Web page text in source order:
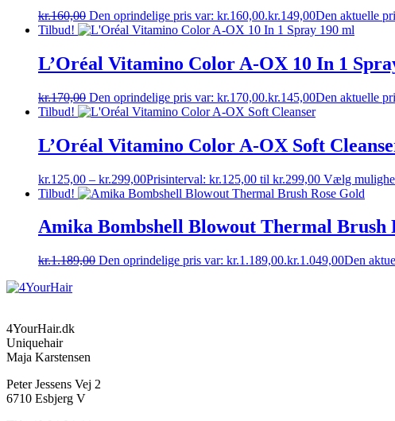
kr.160,00 Den oprindelige pris var: kr.160,00.kr.149,00Den aktuelle
Tilbud!
L’Oréal Vitamino Color A-OX 10 In 1
kr.170,00 Den oprindelige pris var: kr.170,00.kr.145,00Den aktuelle
Tilbud!
L’Oréal Vitamino Color A-OX Soft
kr.125,00 – kr.299,00Prisinterval: kr.125,00 til kr.299,00 Vælg
Tilbud!
Amika Bombshell Blowout Thermal Brush
kr.1.189,00 Den oprindelige pris var: kr.1.189,00.kr.1.049,00Den
4YourHair.dk
Uniquehair
Maja Karstensen
Peter Jessens Vej 2
6710 Esbjerg V